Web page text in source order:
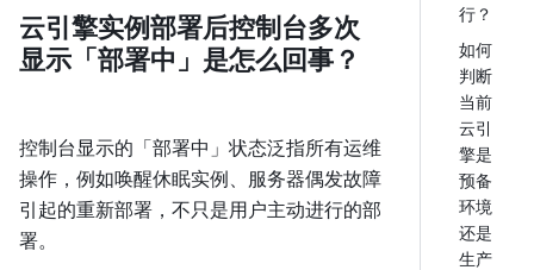
云引擎实例部署后控制台多次
显示「部署中」是怎么回事？
控制台显示的「部署中」状态泛指所有运维
操作，例如唤醒休眠实例、服务器偶发故障
引起的重新部署，不只是用户主动进行的部
署。
行？
如何
判断
当前
云引
擎是
预备
环境
还是
生产